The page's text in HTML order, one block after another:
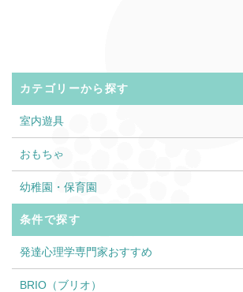
カテゴリーから探す
室内遊具
おもちゃ
幼稚園・保育園
条件で探す
発達心理学専門家おすすめ
BRIO（ブリオ）